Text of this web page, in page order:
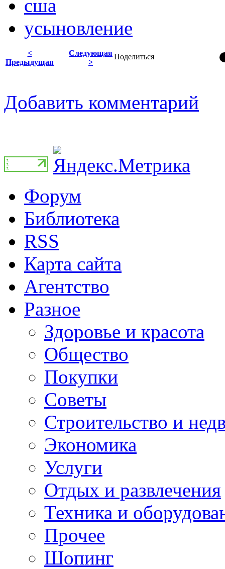
сша
усыновление
Поделиться
<
Предыдущая
Следующая
>
Добавить комментарий
Форум
Библиотека
RSS
Карта сайта
Агентство
Разное
Здоровье и красота
Общество
Покупки
Советы
Строительство и
Экономика
Услуги
Отдых и развлечения
Техника и
Прочее
Шопинг